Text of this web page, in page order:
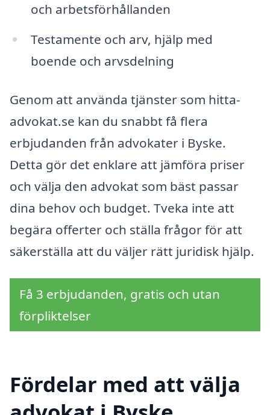
och arbetsförhållanden
Testamente och arv, hjälp med
boende och arvsdelning
Genom att använda tjänster som hitta-
advokat.se kan du snabbt få flera
erbjudanden från advokater i Byske.
Detta gör det enklare att jämföra priser
och välja den advokat som bäst passar
dina behov och budget. Tveka inte att
begära offerter och ställa frågor för att
säkerställa att du väljer rätt juridisk hjälp.
Få 3 erbjudanden, gratis och utan
förpliktelser
Fördelar med att välja